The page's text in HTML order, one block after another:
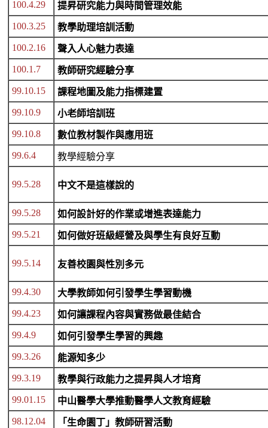
100.4.29
提昇研究能力與時間管理效能
100.3.25
教學助理培訓活動
100.2.16
聲入人心魅力表達
100.1.7
教師研究經驗分享
99.10.15
課程地圖及能力指標建置
99.10.9
小老師培訓班
99.10.8
數位教材製作與應用班
99.6.4
教學經驗分享
99.5.28 中文不是這樣說的
99.5.28
如何設計好的作業或增進表達能力
99.5.21
如何做好班級經營及與學生有良好互動
99.5.14 友善校園與性別多元
99.4.30
大學教師如何引發學生學習動機
99.4.23
如何讓課程內容與實務做最佳結合
99.4.9
如何引發學生學習的興趣
99.3.26
能源知多少
99.3.19
教學與行政能力之提昇與人才培育
99.01.15
中山醫學大學推動醫學人文教育經驗
98.12.04
「生命園丁」教師研習活動